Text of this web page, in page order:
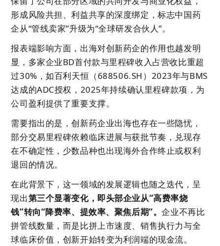
形成风险共担、利益共享的深度绑定，标志中国药
企从“管线卖家”升级为“全球研发合伙人”。
报表端影响方面，出海对创新药企的作用也越发明
显，多家企业BD首付款与里程碑收入占营收比重超
过30%，如百利天恒（688506.SH）2023年与BMS
达成的ADC授权，2025年持续确认里程碑款项，为
公司盈利提供了重要支撑。
需要指出的是，创新药企业出海也存在一些隐忧，
部分交易里程碑依赖临床进展与获批节奏，兑现存
在不确定性，少数品种也出现海外合作终止或权利
退回的情况。
在此背景下，这一领域的发展逻辑也随之迭代，呈
现出第三个显著变化，即头部企业从“高费率烧
钱”转向“降费率、提效率、聚焦后期”。企业不再比
拼管线数量，而是比拼上市速度、销售执行力与全
球临床价值，创新开始转变为利润端的现金流。